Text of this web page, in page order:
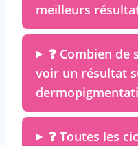
meilleurs
❓ Combien
voir un résultat
❓ Toutes les